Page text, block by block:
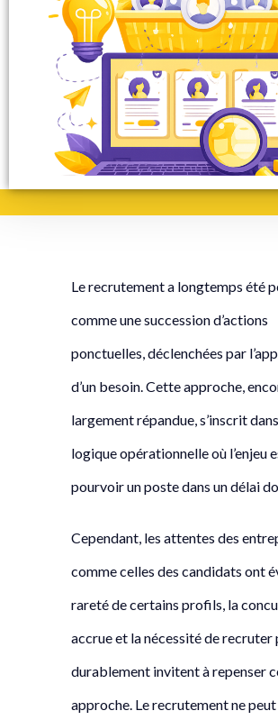
Le recrutement a longtemps été
comme une succession d’actions
ponctuelles, déclenchées par
d’un besoin. Cette approche,
largement répandue, s’inscrit
logique opérationnelle où l’enjeu
pourvoir un poste dans un délai
Cependant, les attentes des
comme celles des candidats ont
rareté de certains profils, la
accrue et la nécessité de recruter
durablement invitent à repenser
approche. Le recrutement ne